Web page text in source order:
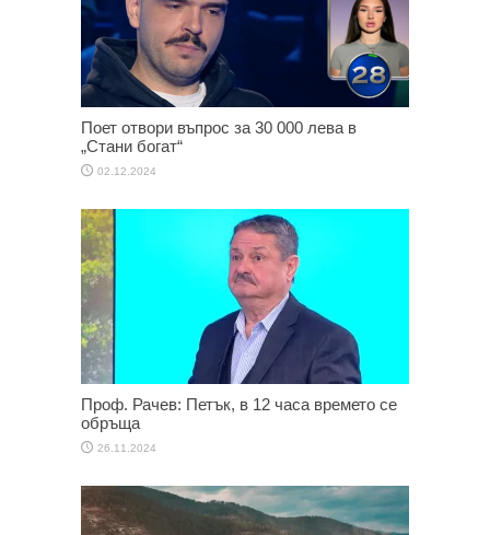
Поет отвори въпрос за 30 000 лева в
„Стани богат“
02.12.2024
Проф. Рачев: Петък, в 12 часа времето се
обръща
26.11.2024